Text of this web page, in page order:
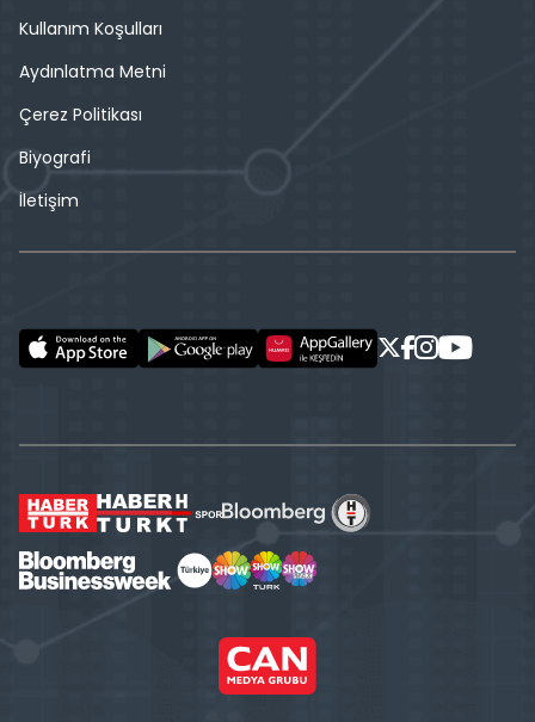
Kullanım Koşulları
Aydınlatma Metni
Çerez Politikası
Biyografi
İletişim